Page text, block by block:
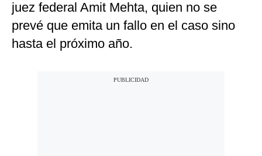
juez federal Amit Mehta, quien no se
prevé que emita un fallo en el caso sino
hasta el próximo año.